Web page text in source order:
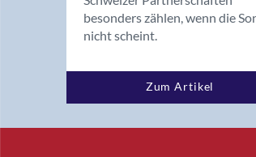
besonders zählen, wenn die
nicht scheint.
Zum Artikel